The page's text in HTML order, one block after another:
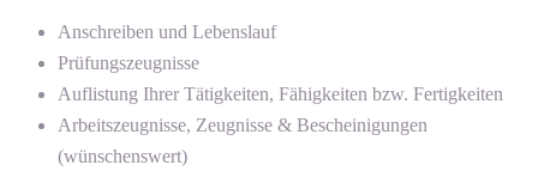
Anschreiben und Lebenslauf
Prüfungszeugnisse
Auflistung Ihrer Tätigkeiten, Fähigkeiten bzw. Fertigkeiten
Arbeitszeugnisse, Zeugnisse & Bescheinigungen
(wünschenswert)